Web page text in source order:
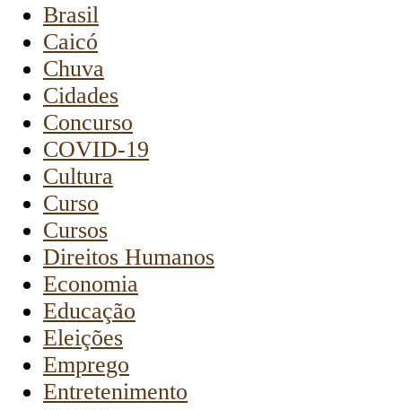
Brasil
Caicó
Chuva
Cidades
Concurso
COVID-19
Cultura
Curso
Cursos
Direitos Humanos
Economia
Educação
Eleições
Emprego
Entretenimento